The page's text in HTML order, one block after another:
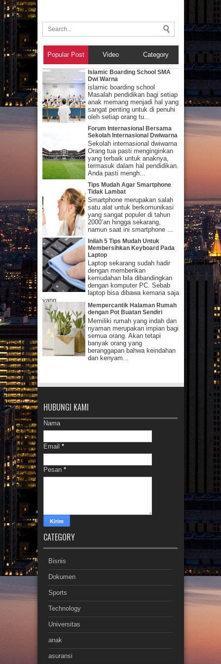
Popular Post Video Category
Islamic Boarding School SMA
Dwi Warna
islamic boarding school
Masalah pendidikan bagi setiap
anak memang menjadi hal yang
sangat penting untuk di penuhi
oleh setiap orang tu...
Forum Internasional Bersama
Sekolah Internasional Dwiwarna
Sekolah internasional dwiwarna
Orang tua pasti menginginkan
yang terbaik untuk anaknya,
termasuk dalam hal pendidikan.
Anda pasti mengh...
Tips Mudah Agar Smartphone
Tidak Lambat
Smartphone merupakan salah
satu alat untuk berkomunikasi
yang sangat populer di tahun
2000’an hingga sekarang,
namun saat ini smartphone ...
Inilah 5 Tips Mudah Untuk
Membersihkan Keyboard Pada
Laptop
Laptop sekarang sudah hadir
dengan memberikan
kemudahan bila dibandingkan
dengan komputer PC. Sebab
laptop bisa dibawa kemana saja
yang...
Mempercantik Halaman Rumah
dengan Pot Buatan Sendiri
Memiliki rumah yang indah dan
nyaman merupakan impian bagi
semua orang. Akan tetapi
banyak orang yang
beranggapan bahwa keindahan
dan kenyam...
HUBUNGI KAMI
Nama
Email *
Pesan *
CATEGORY
Bisnis
Dokumen
Sports
Technology
Universitas
anak
asuransi